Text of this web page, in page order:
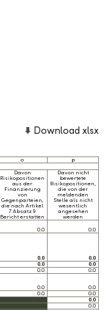
Download xlsx
o p
Davon
Risikopositionen
aus der
Finanzierung
von
Gegenparteien,
die nach Artikel
7 Absatz 9
Bericht erstatten
Davon nicht
bewertete
Risikopositionen,
die von der
meldenden
Stelle als nicht
wesentlich
angesehen
werden
0.0 0.0
0.0
0.0
0.0
0.0
0.0 0.0
0.0
0.0
0.0
0.0
0.0
0.0